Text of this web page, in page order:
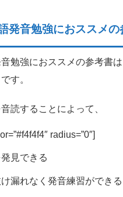
発音勉強におススメの
勉強におススメの参考書
す。
読することによって、
radius=”0″]
見できる
漏れなく発音練習ができる